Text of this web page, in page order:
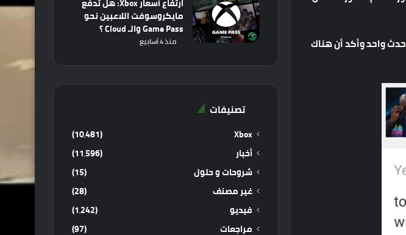
حدثواحدوأكدأنهناك
مايكروسوفت اللاعبين نحو
Game Pass والـ Cloud ؟
منذ 4 أسابيع
تصنيفات
Xbox
(10٬481)
أخبار
(11٬596)
شروحات و حلول
(15)
غير مصنف
(28)
فيديو
(1٬242)
مراجعات
(97)